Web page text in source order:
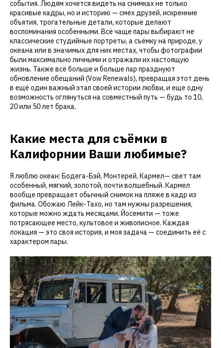
события. Людям хочется видеть на снимках не только
красивые кадры, но и историю — смех друзей, искренние
объятия, трогательные детали, которые делают
воспоминания особенными. Всё чаще пары выбирают не
классические студийные портреты, а съёмку на природе, у
океана или в значимых для них местах, чтобы фотографии
были максимально личными и отражали их настоящую
жизнь. Также всё больше и больше пар празднуют
обновление обещаний (Vow Renewals), превращая этот день
в ещё один важный этап своей истории любви, и еще одну
возможность оглянуться на совместный путь — будь то 10,
20 или 50 лет брака.
Какие места для съёмки в
Калифорнии Ваши любимые?
Я люблю океан: Бодега-Бэй, Монтерей, Кармел— свет там
особенный, мягкий, золотой, почти волшебный. Кармел
вообще превращает обычный снимок на пляже в кадр из
фильма. Обожаю Лейк-Тахо, но там нужны разрешения,
которые можно ждать месяцами. Йосемити — тоже
потрясающее место, культовое и живописное. Каждая
локация — это своя история, и моя задача — соединить её с
характером пары.